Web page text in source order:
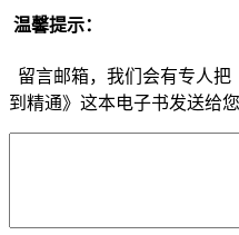
温馨提示：
留言邮箱，我们会有专人把
到精通》这本电子书发送给